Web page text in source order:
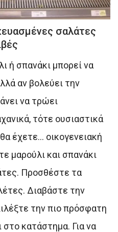
σαλάτες
ή σπανάκι μπορεί να
αν βολεύει την
να τρώει
τότε ουσιαστικά
έχετε… οικογενειακή
μαρούλι και σπανάκι
Προσθέστε τα
Διαβάστε την
την πιο πρόσφατη
κατάστημα. Για να